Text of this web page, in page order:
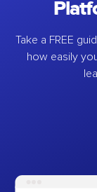
Take a FREE
how easily